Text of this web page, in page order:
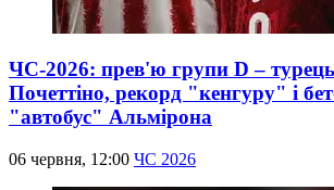
ЧС-2026: прев'ю групи D –
Почеттіно, рекорд "кенгуру" і
"автобус" Альмірона
06 червня, 12:00 ЧС 2026